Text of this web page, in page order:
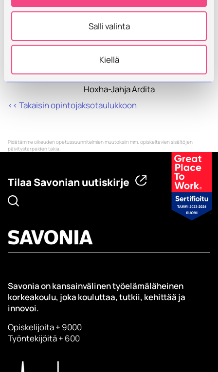
Salli valinta
Kiellä
material
the course
Other
Contact
Komulainen Johanna
Hoxha-Jahja Ardita
<< Takaisin opintojaksotaulukkoon
Pidätämme oikeuden opetussuunnitelmien muutoksiin mm. opiskeltavien sisältöjen
päivitystarpeiden takia.
Tilaa Savonian uutiskirje
Savonia on kansainvälinen työelämäläheinen
korkeakoulu, joka kouluttaa, tutkii, kehittää ja
innovoi.
Opiskelijoita + 9000
Työntekijöitä + 600